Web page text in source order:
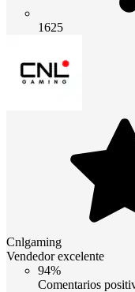
1625
Cnlgaming
Vendedor excelente
94%
Comentarios